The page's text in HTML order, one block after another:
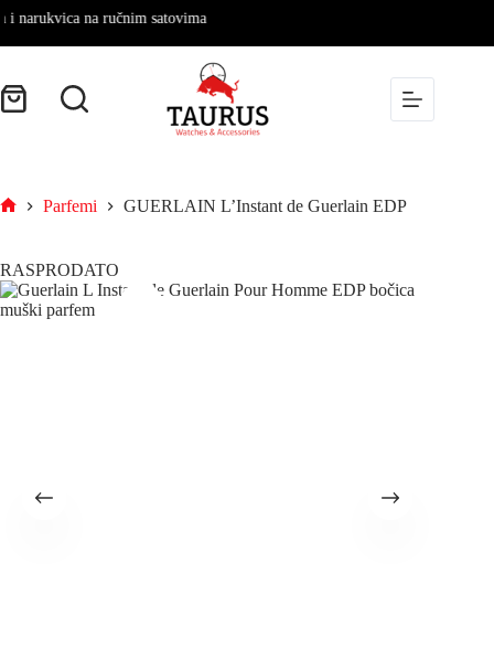
na ručnim satovima
Parfemi GUERLAIN L’Instant de Guerlain EDP
RASPRODATO